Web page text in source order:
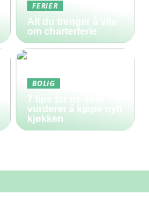
FERIER
Alt du trenger å vite
om charterferie
BOLIG
7 tips for de som
vurderer å kjøpe nytt
kjøkken